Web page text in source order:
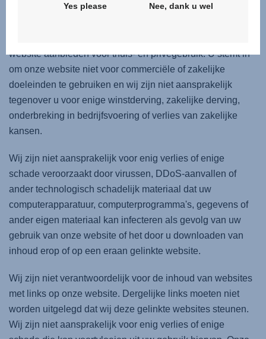
- enige indirecte of gevolgsverliezen of schade.
website aanbieden voor thuis- en privégebruik. U stemt in
om onze website niet voor commerciële of zakelijke
doeleinden te gebruiken en wij zijn niet aansprakelijk
tegenover u voor enige winstderving, zakelijke derving,
onderbreking in bedrijfsvoering of verlies van zakelijke
kansen.
Wij zijn niet aansprakelijk voor enig verlies of enige
schade veroorzaakt door virussen, DDoS-aanvallen of
ander technologisch schadelijk materiaal dat uw
computerapparatuur, computerprogramma's, gegevens of
ander eigen materiaal kan infecteren als gevolg van uw
gebruik van onze website of het door u downloaden van
inhoud erop of op een eraan gelinkte website.
Wij zijn niet verantwoordelijk voor de inhoud van websites
met links op onze website. Dergelijke links moeten niet
worden uitgelegd dat wij deze gelinkte websites steunen.
Wij zijn niet aansprakelijk voor enig verlies of enige
Yes please Nee, dank u wel